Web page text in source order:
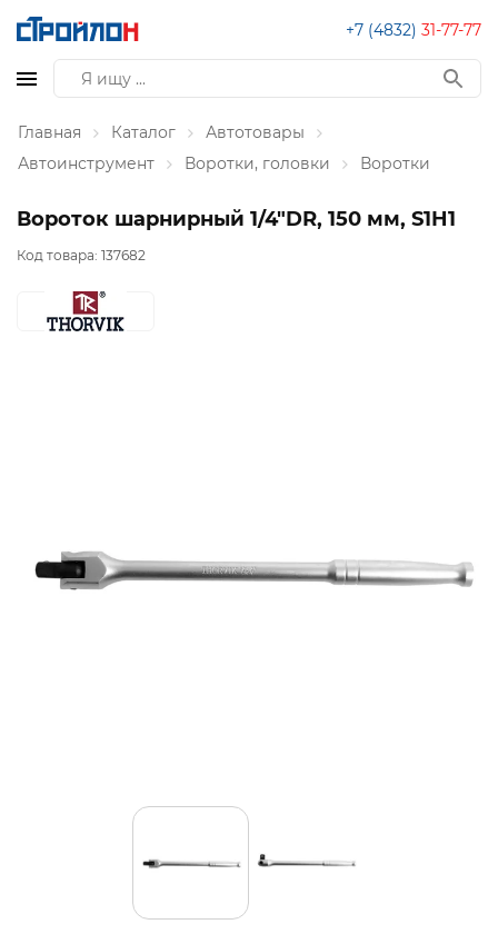
+7 (4832) 31-77-77
Главная Каталог
Автотовары
Автоинструмент
Воротки, головки Воротки
Вороток шарнирный 1/4"DR, 150 мм, S1H1
Код товара: 137682